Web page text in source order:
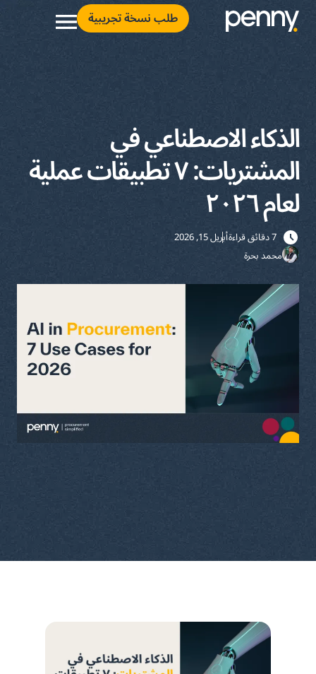
طلب نسخة تجريبية
الذكاء الاصطناعي في
المشتريات: ٧ تطبيقات عملية
لعام ٢٠٢٦
7 دقائق قراءة
أبريل 15, 2026
محمد بحرة